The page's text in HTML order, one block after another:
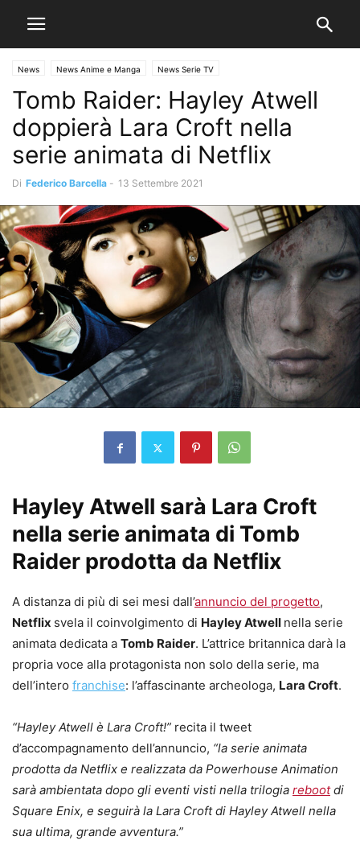
News News Anime e Manga News Serie TV
Tomb Raider: Hayley Atwell
doppierà Lara Croft nella
serie animata di Netflix
Di Federico Barcella - 13 Settembre 2021
Hayley Atwell sarà Lara Croft
nella serie animata di Tomb
Raider prodotta da Netflix
A distanza di più di sei mesi dall’annuncio del progetto,
Netflix svela il coinvolgimento di Hayley Atwell nella serie
animata dedicata a Tomb Raider. L’attrice britannica darà la
propria voce alla protagonista non solo della serie, ma
dell’intero franchise: l’affascinante archeologa, Lara Croft.
“Hayley Atwell è Lara Croft!” recita il tweet
d’accompagnamento dell’annuncio, “la serie animata
prodotta da Netflix e realizzata da Powerhouse Animation
sarà ambientata dopo gli eventi visti nella trilogia rebootdi
Square Enix, e seguirà la Lara Croft di Hayley Atwell nella
sua ultima, grande avventura.”